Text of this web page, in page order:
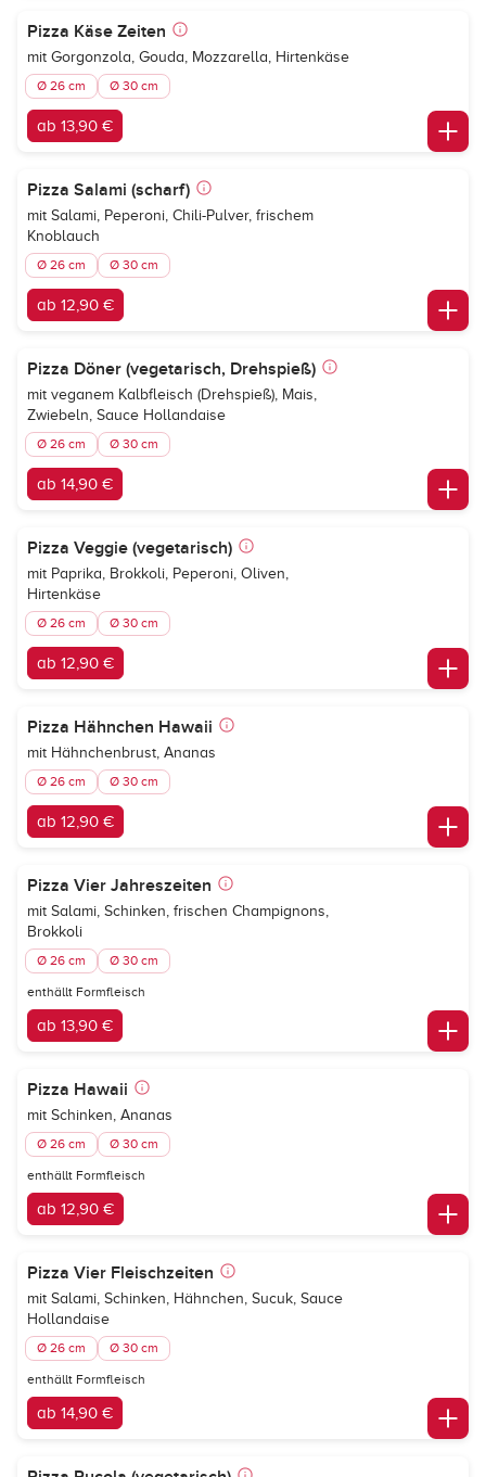
Pizza Käse Zeiten
mit Gorgonzola, Gouda, Mozzarella, Hirtenkäse
Ø 26 cm Ø 30 cm
ab 13,90 €
Pizza Salami (scharf)
mit Salami, Peperoni, Chili-Pulver, frischem
Knoblauch
Ø 26 cm Ø 30 cm
ab 12,90 €
Pizza Döner (vegetarisch, Drehspieß)
mit veganem Kalbfleisch (Drehspieß), Mais,
Zwiebeln, Sauce Hollandaise
Ø 26 cm Ø 30 cm
ab 14,90 €
Pizza Veggie (vegetarisch)
mit Paprika, Brokkoli, Peperoni, Oliven,
Hirtenkäse
Ø 26 cm Ø 30 cm
ab 12,90 €
Pizza Hähnchen Hawaii
mit Hähnchenbrust, Ananas
Ø 26 cm Ø 30 cm
ab 12,90 €
Pizza Vier Jahreszeiten
mit Salami, Schinken, frischen Champignons,
Brokkoli
Ø 26 cm Ø 30 cm
enthällt Formfleisch
ab 13,90 €
Pizza Hawaii
mit Schinken, Ananas
Ø 26 cm Ø 30 cm
enthällt Formfleisch
ab 12,90 €
Pizza Vier Fleischzeiten
mit Salami, Schinken, Hähnchen, Sucuk, Sauce
Hollandaise
Ø 26 cm Ø 30 cm
enthällt Formfleisch
ab 14,90 €